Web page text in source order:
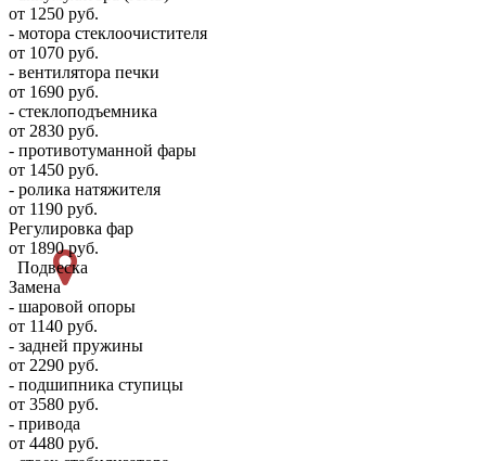
от 1250 руб.
- мотора стеклоочистителя
от 1070 руб.
- вентилятора печки
от 1690 руб.
- стеклоподъемника
от 2830 руб.
- противотуманной фары
от 1450 руб.
- ролика натяжителя
от 1190 руб.
Регулировка фар
от 1890 руб.
Подвеска
Замена
- шаровой опоры
от 1140 руб.
- задней пружины
от 2290 руб.
- подшипника ступицы
от 3580 руб.
- привода
от 4480 руб.